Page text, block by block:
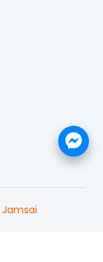
Jamsai